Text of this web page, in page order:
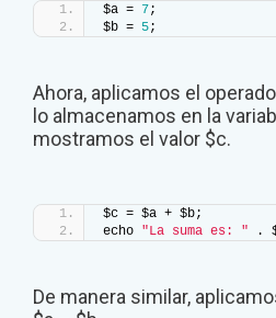
$a = 7;
$b = 5;
Ahora, aplicamos el
lo almacenamos en la
mostramos el valor $c.
$c = $a + $b;
echo "La suma es: " .
De manera similar,